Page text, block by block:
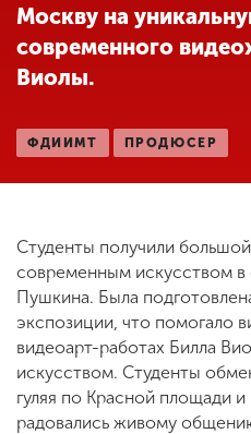
Студенческая жизнь
образовательной
организации
ENG SPN CHI
Приемная
комиссия
+7 (831) 262-26-20
Москву на
современного
Виолы.
ФДИИМТ ПРОДЮСЕР
Студенты получили
современным искусством
Пушкина. Была
экспозиции, что помогало
видеоарт-работах Билла
искусством. Студенты
гуляя по Красной площади и
радовались живому